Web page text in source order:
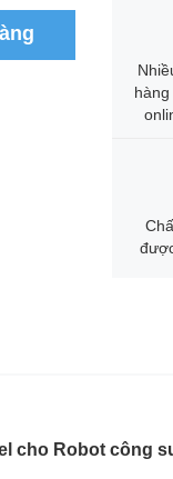
cho Robot công